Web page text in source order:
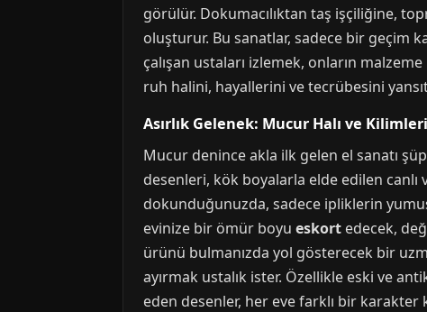
görülür. Dokumacılıktan taş işçiliğine,
oluşturur. Bu sanatlar, sadece bir geçim
çalışan ustaları izlemek, onların
ruh halini, hayallerini ve tecrübesini
Asırlık Gelenek: Mucur Halı ve
Mucur denince akla ilk gelen el sanatı
desenleri, kök boyalarla elde edilen canlı
dokunduğunuzda, sadece ipliklerin
evinize bir ömür boyu eskort edecek,
ürünü bulmanızda yol gösterecek bir
ayırmak ustalık ister. Özellikle eski ve
eden desenler, her eve farklı bir karakter